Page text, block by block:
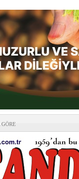
CHP’de istifa depremi
İÇİNDEN BESLENME